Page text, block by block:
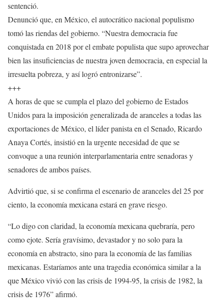
sentenció.
Denunció que, en México, el autocrático nacional populismo
tomó las riendas del gobierno. “Nuestra democracia fue
conquistada en 2018 por el embate populista que supo aprovechar
bien las insuficiencias de nuestra joven democracia, en especial la
irresuelta pobreza, y así logró entronizarse”.
+++
A horas de que se cumpla el plazo del gobierno de Estados
Unidos para la imposición generalizada de aranceles a todas las
exportaciones de México, el líder panista en el Senado, Ricardo
Anaya Cortés, insistió en la urgente necesidad de que se
convoque a una reunión interparlamentaria entre senadoras y
senadores de ambos países.
Advirtió que, si se confirma el escenario de aranceles del 25 por
ciento, la economía mexicana estará en grave riesgo.
“Lo digo con claridad, la economía mexicana quebraría, pero
como ejote. Sería gravísimo, devastador y no solo para la
economía en abstracto, sino para la economía de las familias
mexicanas. Estaríamos ante una tragedia económica similar a la
que México vivió con las crisis de 1994-95, la crisis de 1982, la
crisis de 1976” afirmó.